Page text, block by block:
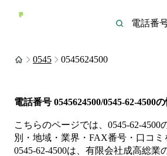
0545 0545624500
電話番号 0545624500/0545-62-4500の
こちらのページでは、 0545-62-4500
別・地域・業界・FAX番号・口コミ
0545-62-4500は、 有限会社成高総業